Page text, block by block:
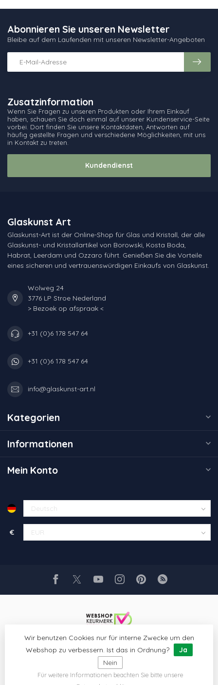
Zusatzinformation
Wenn Sie Fragen zu unseren Produkten oder Ihrem Einkauf
haben, schauen Sie doch einmal auf unserer Kundenservice-Seite
vorbei. Dort finden Sie unsere Kontaktdaten, Antworten auf
häufig gestellte Fragen und verschiedene Möglichkeiten, mit uns
in Kontakt zu treten.
Kundendienst
Abonnieren Sie unseren Newsletter
Bleibe auf dem Laufenden mit unseren Newsletter-Angeboten
Glaskunst Art
Glaskunst-Art ist der Online-Shop für Glas und Kristall, der alle
Glaskunst- und Kristallartikel von Borowski, Kosta Boda,
Habrat, Leerdam und Ozzaro führt. Genießen Sie die Vorteile
eines sicheren und vertrauenswürdigen Einkaufs von Glaskunst.
Wolweg 24
3776 LP Stroe Nederland
> Bezoek op afspraak <
+31 (0)6 178 547 64
+31 (0)6 178 547 64
info@glaskunst-art.nl
Kategorien
Informationen
Mein Konto
€
© Copyright 2026 Glaskunst Art- Powered byLightspeed- Theme
Wir benutzen Cookies nur für interne Zwecke um den
Webshop zu verbessern. Ist das in Ordnung?
Ja
Nein
Für weitere Informationen beachten Sie bitte unsere